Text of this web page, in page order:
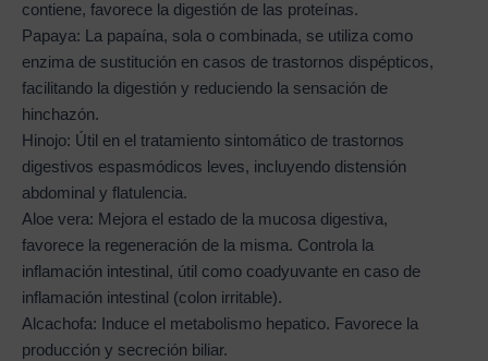
contiene, favorece la digestión de las proteínas.
Papaya: La papaína, sola o combinada, se utiliza como
enzima de sustitución en casos de trastornos dispépticos,
facilitando la digestión y reduciendo la sensación de
hinchazón.
Hinojo: Útil en el tratamiento sintomático de trastornos
digestivos espasmódicos leves, incluyendo distensión
abdominal y flatulencia.
Aloe vera: Mejora el estado de la mucosa digestiva,
favorece la regeneración de la misma. Controla la
inflamación intestinal, útil como coadyuvante en caso de
inflamación intestinal (colon irritable).
Alcachofa: Induce el metabolismo hepatico. Favorece la
producción y secreción biliar.